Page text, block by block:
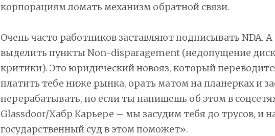
корпорациям ломать механизм обратной связи.
Очень часто работников заставляют подписывать NDA.
выделить пункты Non-disparagement (недопущение
критики). Это юридический новояз, который
платить тебе ниже рынка, орать матом на планерках и
перерабатывать, но если ты напишешь об этом в
Glassdoor/Хабр Карьере – мы засудим тебя до трусов, и
государственный суд в этом поможет».